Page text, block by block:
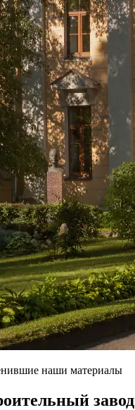
наши материалы
завод